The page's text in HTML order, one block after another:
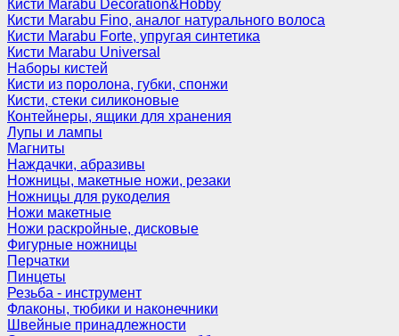
Кисти Marabu Decoration&Hobby
Кисти Marabu Fino, аналог натурального волоса
Кисти Marabu Forte, упругая синтетика
Кисти Marabu Universal
Наборы кистей
Кисти из поролона, губки, спонжи
Кисти, стеки силиконовые
Контейнеры, ящики для хранения
Лупы и лампы
Магниты
Наждачки, абразивы
Ножницы, макетные ножи, резаки
Ножницы для рукоделия
Ножи макетные
Ножи раскройные, дисковые
Фигурные ножницы
Перчатки
Пинцеты
Резьба - инструмент
Флаконы, тюбики и наконечники
Швейные принадлежности